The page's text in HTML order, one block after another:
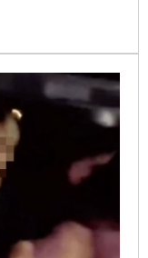
對方「搬去墳墓
元；而黃女口出
全案駁回並定